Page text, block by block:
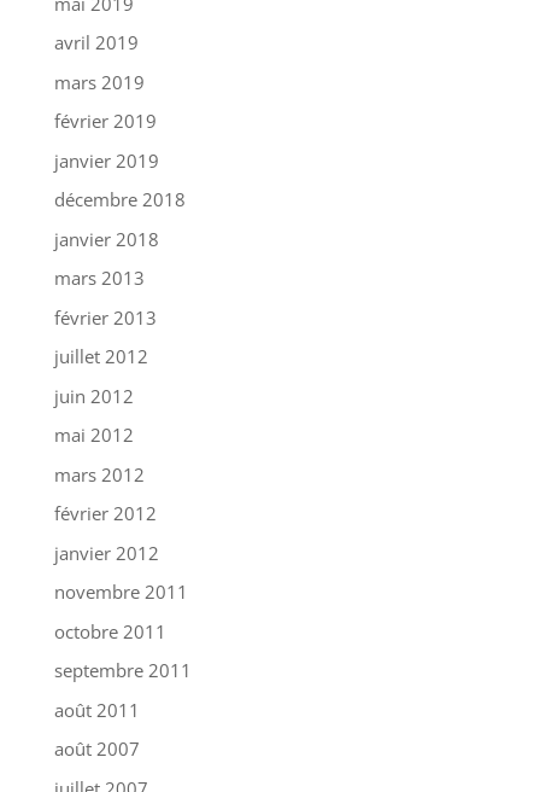
avril 2019
mars 2019
février 2019
janvier 2019
décembre 2018
janvier 2018
mars 2013
février 2013
juillet 2012
juin 2012
mai 2012
mars 2012
février 2012
janvier 2012
novembre 2011
octobre 2011
septembre 2011
août 2011
août 2007